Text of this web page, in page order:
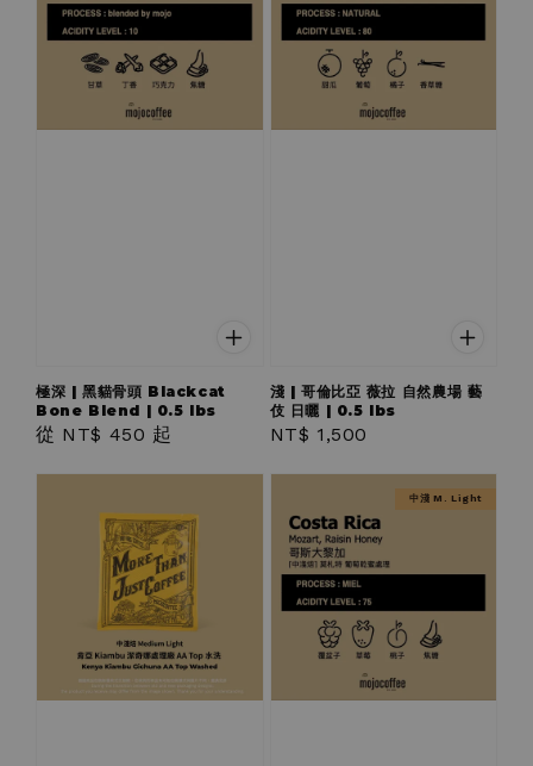
極深 | 黑貓骨頭 Blackcat
Bone Blend | 0.5 lbs
Regular
從 NT$ 450 起
淺 | 哥倫比亞 薇拉 自然農場 藝
伎 日曬 | 0.5 lbs
Regular
NT$ 1,500
中淺 M. Light